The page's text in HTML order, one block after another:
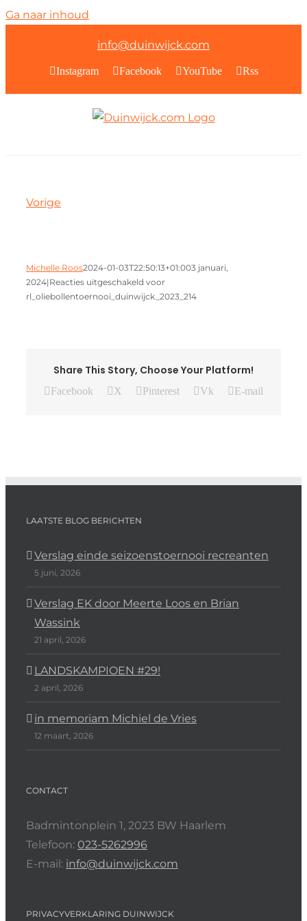
Ga naar inhoud
info@duinwijck.com
Instagram Facebook YouTube Rss
Vorige
Michelle Roos2024-01-03T22:50:13+01:003 januari,
2024|Reacties uitgeschakeld voor
rl_oliebollentoernooi_duinwijck_2023_214
Share This Story, Choose Your Platform!
Facebook X Pinterest Vk E-mail
LAATSTE BLOG BERICHTEN
Verslag einde seizoenstoernooi recreanten
5 juni, 2026
Verslag EK door Meerte Loos en Brian
Wassink
21 april, 2026
LANDSKAMPIOEN #29!
2 april, 2026
in memoriam Michiel de Vries
12 maart, 2026
CONTACT
Badmintonplein 1, 2023 BW Haarlem
Telefoon: 023-5262996
E-mail: info@duinwijck.com
PRIVACYVERKLARING DUINWIJCK